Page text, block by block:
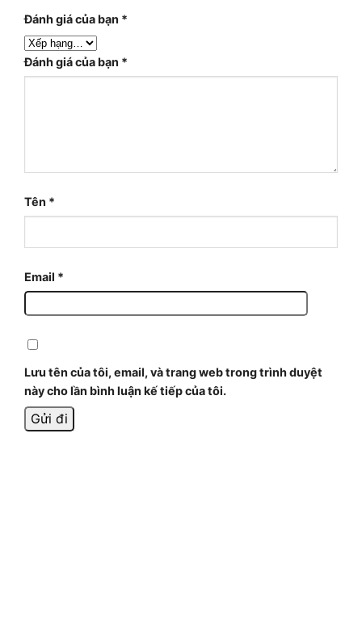
Đánh giá của bạn *
Đánh giá của bạn *
Tên *
Email *
Lưu tên của tôi, email, và trang web trong trình duyệt
này cho lần bình luận kế tiếp của tôi.